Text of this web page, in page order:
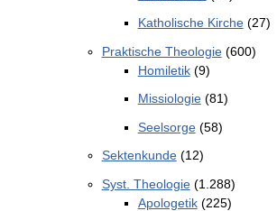
Katholische Kirche(27)
Praktische Theologie(600)
Homiletik(9)
Missiologie(81)
Seelsorge(58)
Sektenkunde(12)
Syst. Theologie(1.288)
Apologetik(225)